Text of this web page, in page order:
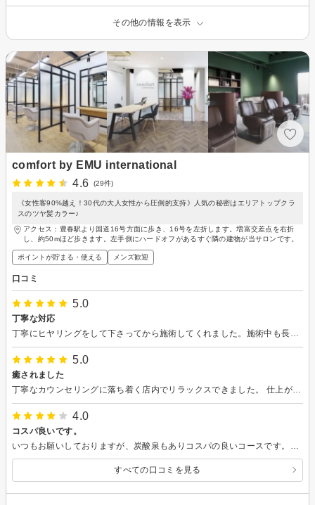
その他の情報を表示
comfort by EMU international
4.6
(29件)
《女性客90%越え！30代の大人女性から圧倒的支持》人気の秘密はエリアトップクラ
スのツヤ髪カラー♪
アクセス：豊春駅より国道16号方面に歩き、16号を左折します。増富交差点を右折
し、約50mほど歩きます。左手側にハードオフがあるすぐ隣の建物が当サロンです。
ポイントが貯まる・使える メンズ歓迎
口コミ
5.0
丁寧な対応
5.0
癒されました
丁寧なカウンセリングに落ち着く店内でリラックスできました。 仕上がりも満足でまたお願いしたいです。 ありがとうございました！
4.0
コスパ良いです。
すべての口コミを見る